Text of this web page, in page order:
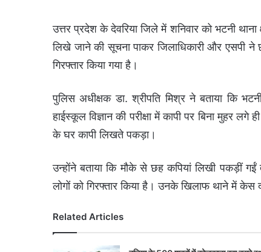
उत्तर प्रदेश के देवरिया जिले में शनिवार को भटनी थाना
लिखे जाने की सूचना पाकर जिलाधिकारी और एसपी ने
गिरफ्तार किया गया है।
पुलिस अधीक्षक डा. श्रीपति मिश्र ने बताया कि
हाईस्कूल विज्ञान की परीक्षा में कापी पर बिना मुहर लगे
के घर कापी लिखते पकड़ा।
उन्होंने बताया कि मौके से छह कपियां लिखी पकड़ीं
लोगों को गिरफ्तार किया है। उनके खिलाफ थाने में
Related Articles